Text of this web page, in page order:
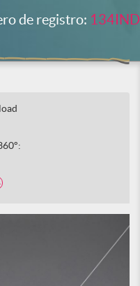
de registro: 134IND